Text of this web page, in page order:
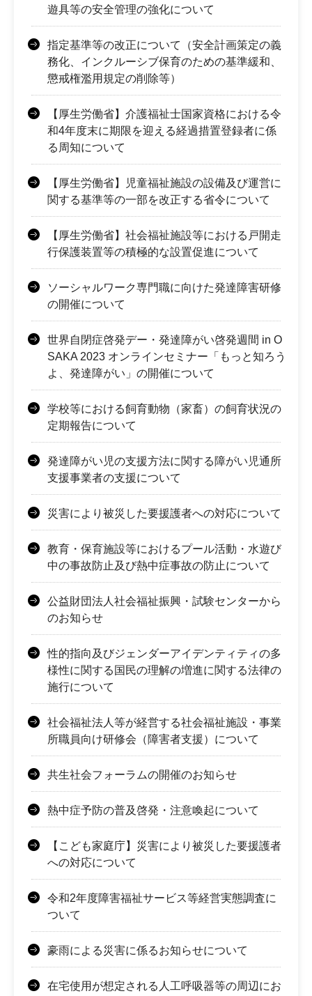
遊具等の安全管理の強化について
指定基準等の改正について（安全計画策定の義
務化、インクルーシブ保育のための基準緩和、
懲戒権濫用規定の削除等）
【厚生労働省】介護福祉士国家資格における令
和4年度末に期限を迎える経過措置登録者に係
る周知について
【厚生労働省】児童福祉施設の設備及び運営に
関する基準等の一部を改正する省令について
【厚生労働省】社会福祉施設等における戸開走
行保護装置等の積極的な設置促進について
ソーシャルワーク専門職に向けた発達障害研修
の開催について
世界自閉症啓発デー・発達障がい啓発週間 in O
SAKA 2023 オンラインセミナー「もっと知ろう
よ、発達障がい」の開催について
学校等における飼育動物（家畜）の飼育状況の
定期報告について
発達障がい児の支援方法に関する障がい児通所
支援事業者の支援について
災害により被災した要援護者への対応について
教育・保育施設等におけるプール活動・水遊び
中の事故防止及び熱中症事故の防止について
公益財団法人社会福祉振興・試験センターから
のお知らせ
性的指向及びジェンダーアイデンティティの多
様性に関する国民の理解の増進に関する法律の
施行について
社会福祉法人等が経営する社会福祉施設・事業
所職員向け研修会（障害者支援）について
共生社会フォーラムの開催のお知らせ
熱中症予防の普及啓発・注意喚起について
【こども家庭庁】災害により被災した要援護者
への対応について
令和2年度障害福祉サービス等経営実態調査に
ついて
豪雨による災害に係るお知らせについて
在宅使用が想定される人工呼吸器等の周辺にお